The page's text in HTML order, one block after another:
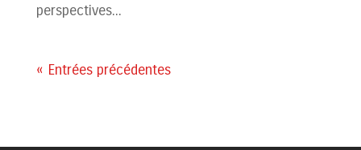
perspectives...
« Entrées précédentes